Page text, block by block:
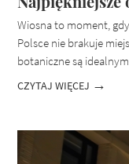
Wiosna to moment,
Polsce nie brakuje
botaniczne są
CZYTAJ WIĘCEJ